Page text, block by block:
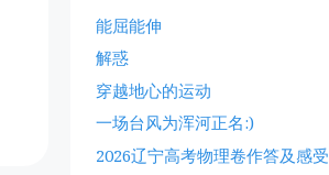
能屈能伸
解惑
穿越地心的运动
一场台风为浑河正名:)
2026辽宁高考物理卷作答及感受